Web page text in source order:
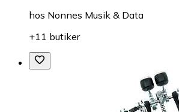
hos Nonnes Musik & Data
+11 butiker